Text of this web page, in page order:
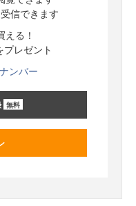
信できます
える！
レゼント
ンバー
無料